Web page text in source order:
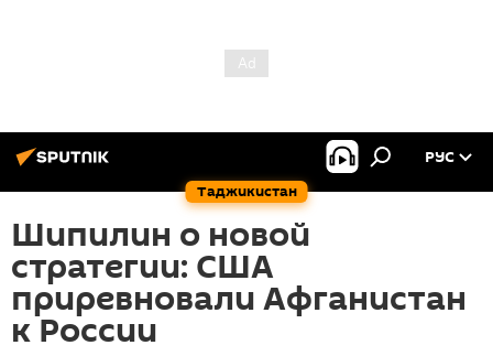
Таджикистан
РУС
Шипилин о новой
стратегии: США
приревновали Афганистан
к России